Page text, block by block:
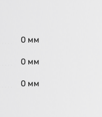
0 мм
0 мм
0 мм